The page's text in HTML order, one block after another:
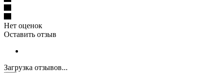
Нет оценок
Оставить отзыв
Загрузка отзывов...